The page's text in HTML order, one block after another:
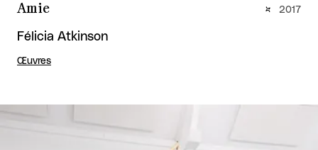
Amie
Félicia Atkinson
Œuvres
2017